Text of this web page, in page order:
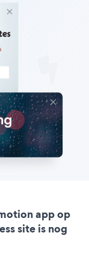
app op
site is nog